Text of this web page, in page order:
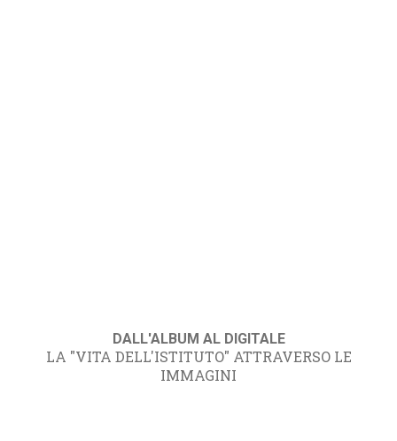
DALL'ALBUM AL DIGITALE
LA "VITA DELL'ISTITUTO" ATTRAVERSO LE
IMMAGINI